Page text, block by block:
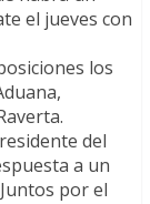
el jueves con
los
del
a un
por el